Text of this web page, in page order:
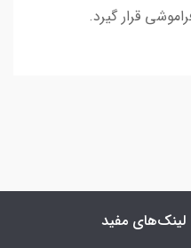
قرار گیرد.
لینک‌های مفید